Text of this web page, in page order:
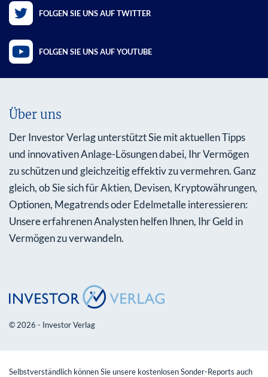
FOLGEN SIE UNS AUF TWITTER
FOLGEN SIE UNS AUF YOUTUBE
Über uns
Der Investor Verlag unterstützt Sie mit aktuellen Tipps
und innovativen Anlage-Lösungen dabei, Ihr Vermögen
zu schützen und gleichzeitig effektiv zu vermehren. Ganz
gleich, ob Sie sich für Aktien, Devisen, Kryptowährungen,
Optionen, Megatrends oder Edelmetalle interessieren:
Unsere erfahrenen Analysten helfen Ihnen, Ihr Geld in
Vermögen zu verwandeln.
© 2026 - Investor Verlag
Selbstverständlich können Sie unsere kostenlosen Sonder-Reports auch